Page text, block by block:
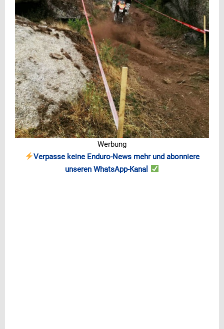
Werbung
Verpasse keine Enduro-News mehr und abonniere
unseren WhatsApp-Kanal